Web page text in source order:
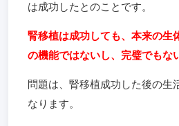
は成功したとのことです。
腎移植は成功しても、本来の生
の機能ではないし、完璧でもな
問題は、腎移植成功した後の生
なります。